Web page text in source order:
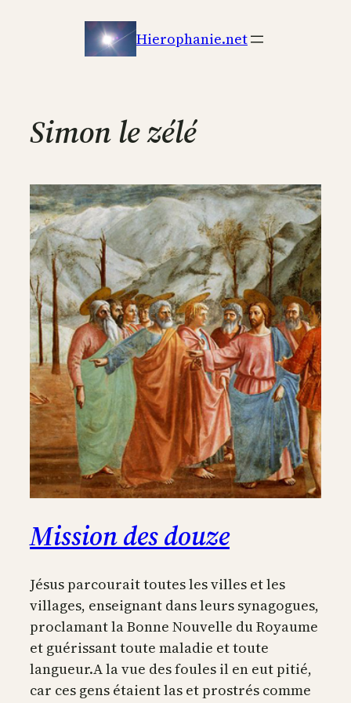
Hierophanie.net
Simon le zélé
Mission des douze
Jésus parcourait toutes les villes et les
villages, enseignant dans leurs synagogues,
proclamant la Bonne Nouvelle du Royaume
et guérissant toute maladie et toute
langueur.A la vue des foules il en eut pitié,
car ces gens étaient las et prostrés comme